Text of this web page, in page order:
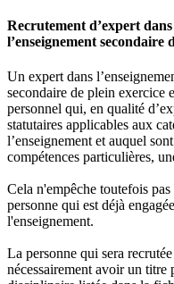
Recrutement d’expert
l’enseignement secondaire
Un expert dans
secondaire de plein exercice
personnel qui, en qualité
statutaires applicables aux
l’enseignement et auquel
compétences particulières,
Cela n'empêche toutefois
personne qui est déjà
l'enseignement.
La personne qui sera
nécessairement avoir un titre